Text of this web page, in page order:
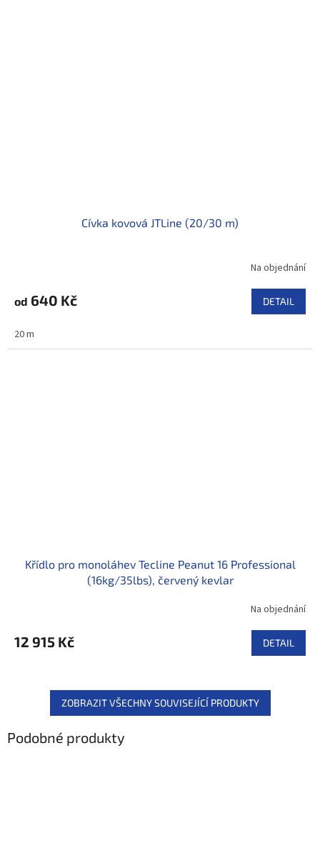
Cívka kovová JTLine (20/30 m)
Na objednání
od 640 Kč DETAIL
20 m
Křídlo pro monoláhev Tecline Peanut 16 Professional
(16kg/35lbs), červený kevlar
Na objednání
12 915 Kč DETAIL
ZOBRAZIT VŠECHNY SOUVISEJÍCÍ PRODUKTY
Podobné produkty